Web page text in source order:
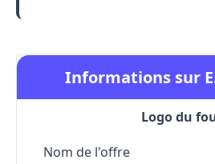
Informations sur
Logo du
Nom de l'offre